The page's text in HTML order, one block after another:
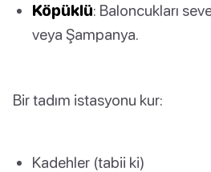
Köpüklü: Baloncukları
veya Şampanya.
Bir tadım istasyonu kur:
Kadehler (tabii ki)